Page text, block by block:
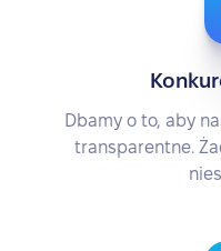
Dbamy o to, aby
transparentne.